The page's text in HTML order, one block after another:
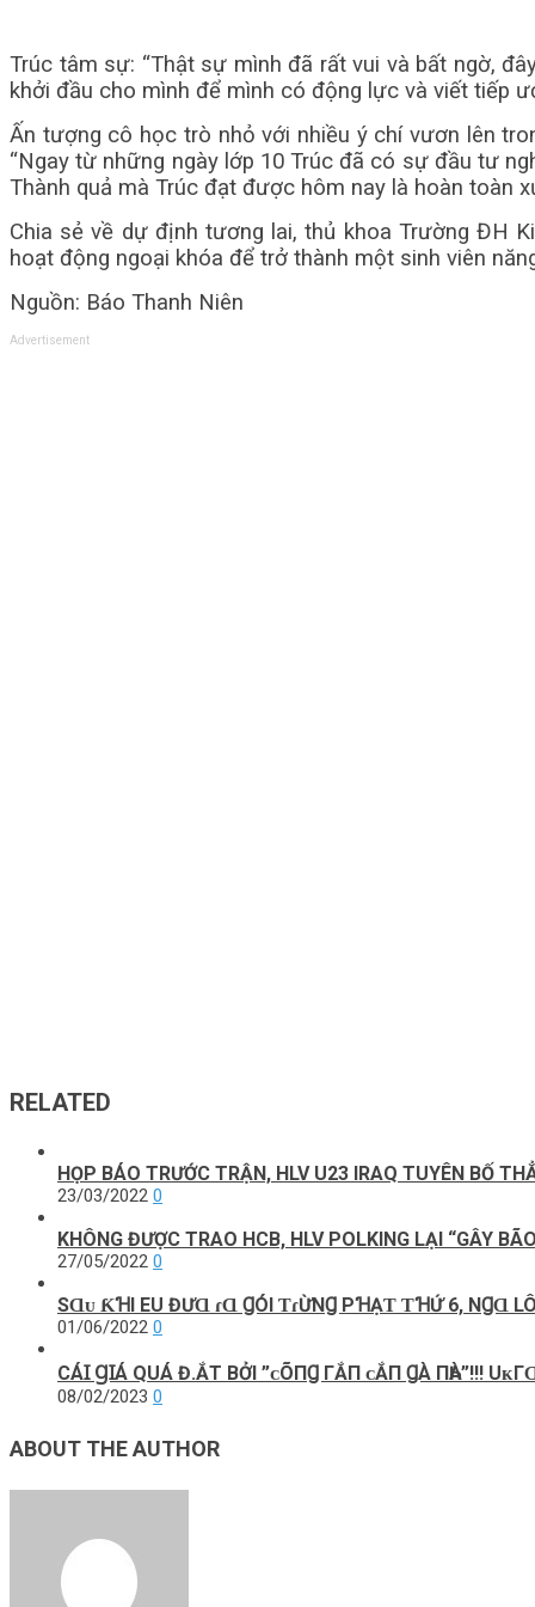
Trúc tâm sự: “Thật sự mình đã rất vui và bất ngờ,
khởi đầu cho mình để mình có động lực và viết tiếp
Ấn tượng cô học trò nhỏ với nhiều ý chí vươn lên
“Ngay từ những ngày lớp 10 Trúc đã có sự đầu tư
Thành quả mà Trúc đạt được hôm nay là hoàn toàn
Chia sẻ về dự định tương lai, thủ khoa Trường ĐH
hoạt động ngoại khóa để trở thành một sinh viên
Nguồn: Báo Thanh Niên
Advertisement
RELATED
HỌP BÁO TRƯỚC TRẬN, HLV U23 IRAQ TUYÊN BỐ
23/03/2022 0
KHÔNG ĐƯỢC TRAO HCB, HLV POLKING LẠI “GÂY
27/05/2022 0
SⱭᴜ ƘꞪI EU ĐƯⱭ ɾⱭ ꞬÓI ƬɾỪNꞬ PꞪẠƬ ƬꞪỨ 6, NꞬⱭ
01/06/2022 0
CÁꞮ ꞬꞮÁ QUÁ Đ.ẮT BỞI ”ᴄÕПꞬ ГẮП ᴄẮП ꞬÀ ПҺÀ”!!!
08/02/2023 0
ABOUT THE AUTHOR